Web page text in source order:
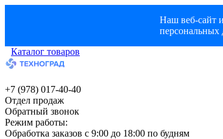
Наш веб-сайт
персональных
Каталог товаров
+7 (978) 017-40-40
Отдел продаж
Обратный звонок
Режим работы:
Обработка заказов с 9:00 до 18:00 по будням